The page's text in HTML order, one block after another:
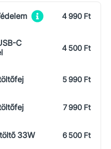
4 990 Ft
C
4 500 Ft
5 990 Ft
7 990 Ft
33W 6 500 Ft